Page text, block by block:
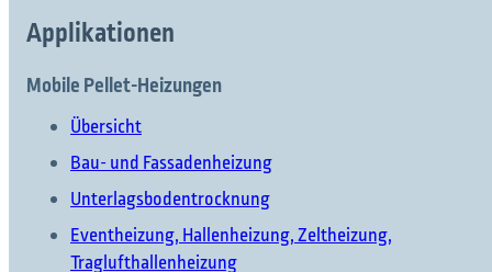
Applikationen
Mobile Pellet-Heizungen
Übersicht
Bau- und Fassadenheizung
Unterlagsbodentrocknung
Eventheizung, Hallenheizung, Zeltheizung,
Traglufthallenheizung